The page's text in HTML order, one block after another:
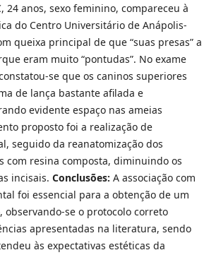
24 anos, sexo feminino, compareceu à
do Centro Universitário de Anápolis-
queixa principal de que “suas presas” a
eram muito “pontudas”. No exame
se que os caninos superiores
de lança bastante afilada e
evidente espaço nas ameias
proposto foi a realização de
seguido da reanatomização dos
com resina composta, diminuindo os
incisais. Conclusões: A associação com
foi essencial para a obtenção de um
observando-se o protocolo correto
apresentadas na literatura, sendo
às expectativas estéticas da